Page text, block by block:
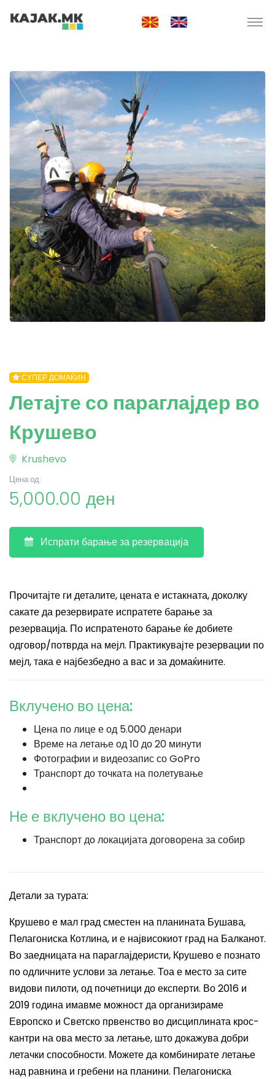
СУПЕР ДОМАЌИН
Летајте со параглајдер во
Крушево
Krushevo
Цена од:
5,000.00 ден
Испрати барање за резервација
Прочитајте ги деталите, цената е истакната, доколку
сакате да резервирате испратете барање за
резервација. По испратеното барање ќе добиете
одговор/потврда на мејл. Практикувајте резервации по
мејл, така е најбезбедно а вас и за домаќините.
Вклучено во цена:
Цена по лице е од 5.000 денари
Време на летање од 10 до 20 минути
Фотографии и видеозапис со GoPro
Транспорт до точката на полетување
Не е вклучено во цена:
Транспорт до локацијата договорена за собир
Детали за турата:
Крушево е мал град сместен на планината Бушава,
Пелагониска Котлина, и е највисокиот град на Балканот.
Во заедницата на параглајдеристи, Крушево е познато
по одличните услови за летање. Тоа е место за сите
видови пилоти, од почетници до експерти. Во 2016 и
2019 година имавме можност да организираме
Европско и Светско првенство во дисциплината крос-
кантри на ова место за летање, што докажува добри
летачки способности. Можете да комбинирате летање
над равнина и гребени на планини. Пелагониска